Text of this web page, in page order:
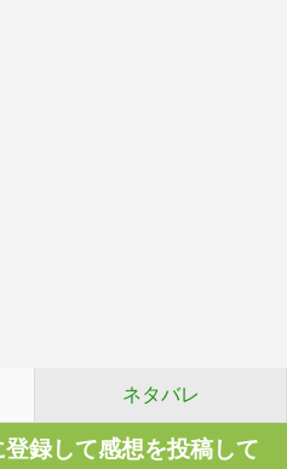
ネタバレ
録して感想を投稿して